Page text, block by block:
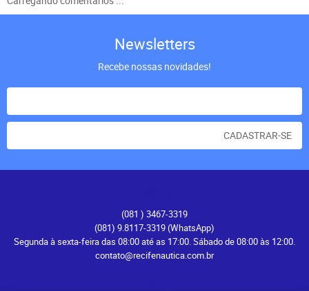
Newsletters
Recebe nossas novidades!
CADASTRAR-SE
(081 ) 3467-3319
(081) 9.8117-3319(WhatsApp)
Segunda à sexta-feira das 08:00 até as 17:00. Sábado de 08:00 às 12:00.
contato@recifenautica.com.br